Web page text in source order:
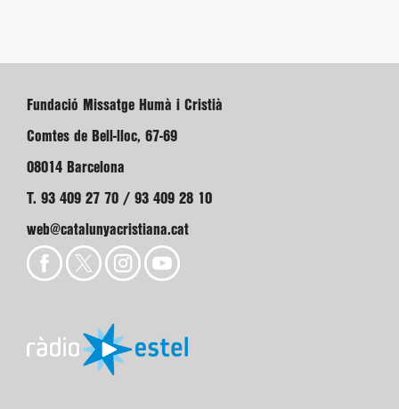
Fundació Missatge Humà i Cristià
Comtes de Bell-lloc, 67-69
08014 Barcelona
T. 93 409 27 70 / 93 409 28 10
web@catalunyacristiana.cat